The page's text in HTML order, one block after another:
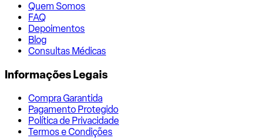
Quem Somos
FAQ
Depoimentos
Blog
Consultas Médicas
Informações Legais
Compra Garantida
Pagamento Protegido
Política de Privacidade
Termos e Condições